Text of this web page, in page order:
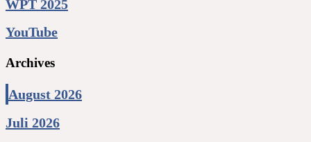
WPT 2025
YouTube
Archives
August 2026
Juli 2026